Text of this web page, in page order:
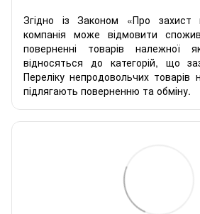
Згідно із Законом «Про захист
компанія може відмовити
поверненні товарів належної
відносяться до категорій, що
Переліку непродовольчих товарів
підлягають поверненню та обміну.